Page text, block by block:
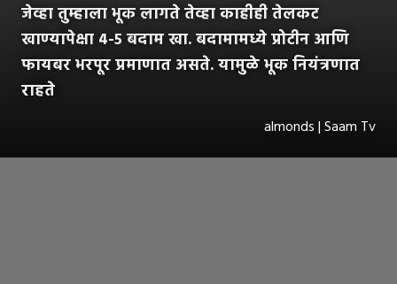
जेव्हा तुम्हाला भूक लागते तेव्हा काहीही तेलकट
खाण्यापेक्षा ४-५ बदाम खा. बदामामध्ये प्रोटीन आणि
फायबर भरपूर प्रमाणात असते. यामुळे भूक नियंत्रणात
राहते
almonds | Saam Tv